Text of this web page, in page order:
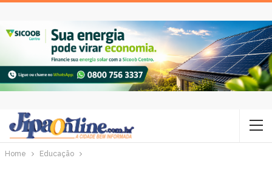
Home Educação